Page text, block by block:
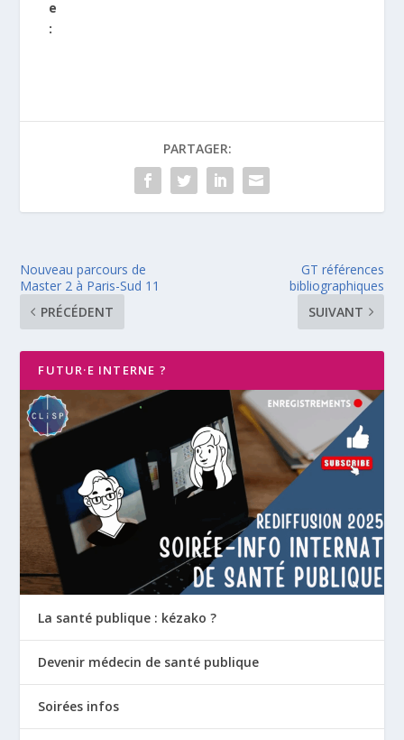
e
:
PARTAGER:
Nouveau parcours de
Master 2 à Paris-Sud 11
PRÉCÉDENT
GT références
bibliographiques
SUIVANT
FUTUR·E INTERNE ?
La santé publique : kézako ?
Devenir médecin de santé publique
Soirées infos